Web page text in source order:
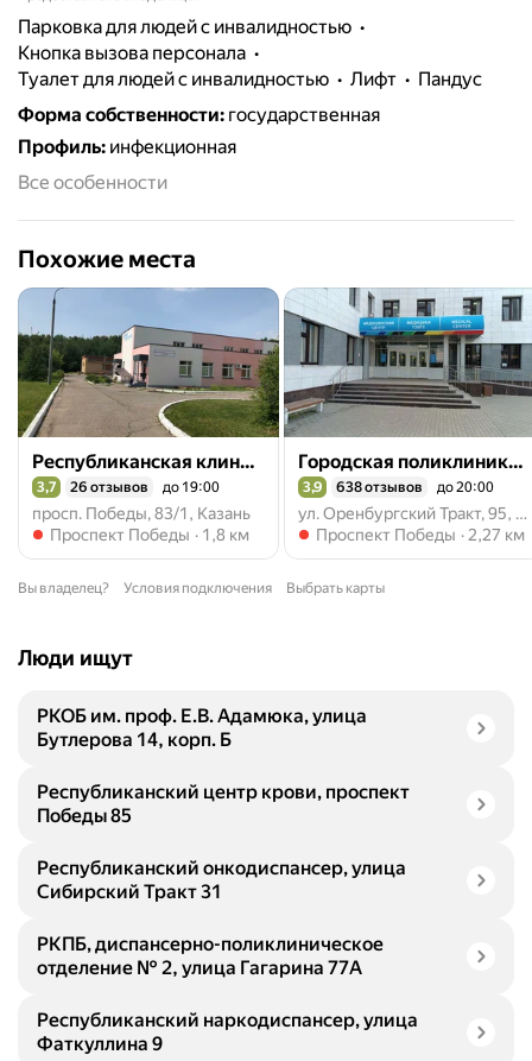
парковка для людей с инвалидностью
кнопка вызова персонала
туалет для людей с инвалидностью
лифт
пандус
Форма собственности: государственная
Профиль: инфекционная
Все особенности
Похожие места
Республиканская клиническая инфекционная больница, консультативно-диагностическое отделение
Рейтинг 3,7 из 5
3,7 26 отзывов до 19:00
просп. Победы, 83/1, Казань
Метро Проспект Победы
Проспект Победы 1,8 км
Городская поликлиника № 21, Студенческая поликлиника
Рейтинг 3,9 из 5
3,9 638 отзывов до 20:00
ул. Оренбургский Тракт, 95, Казань
Метро Проспект Победы
Проспект Победы 2,27 км
Вы владелец? Условия подключения Выбрать карты
Люди ищут
РКОБ им. проф. Е.В. Адамюка, улица
Бутлерова 14, корп. Б
Республиканский центр крови, проспект
Победы 85
Республиканский онкодиспансер, улица
Сибирский Тракт 31
РКПБ, диспансерно-поликлиническое
отделение № 2, улица Гагарина 77А
Республиканский наркодиспансер, улица
Фаткуллина 9